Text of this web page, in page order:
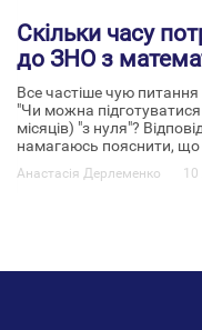
Скільки часу
до ЗНО з
Все частіше чую питання
"Чи можна
місяців) "з нуля"?
намагаюсь пояснити, що
Анастасія Дерлеменко 10